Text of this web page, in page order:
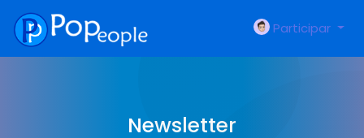
Participar
Newsletter